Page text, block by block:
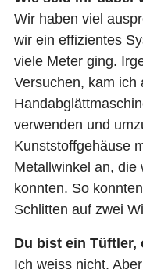
Wir haben viel
wir ein effizientes
viele Meter ging.
Versuchen, kam ich
verwenden und
Kunststoffgehäuse
Metallwinkel an, die
konnten. So
Schlitten auf zwei
Du bist ein Tüftler,
Ich weiss nicht.